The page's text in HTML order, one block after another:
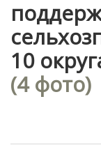
10
(4 фото)